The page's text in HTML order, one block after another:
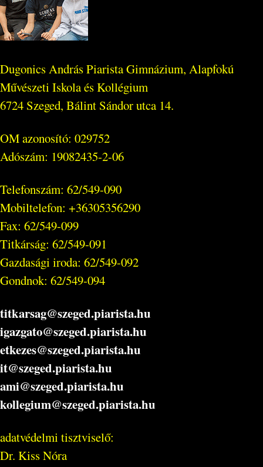
Dugonics András Piarista Gimnázium, Alapfokú
Művészeti Iskola és Kollégium
6724 Szeged, Bálint Sándor utca 14.
OM azonosító: 029752
Adószám: 19082435-2-06
Telefonszám: 62/549-090
Mobiltelefon: +36305356290
Fax: 62/549-099
Titkárság: 62/549-091
Gazdasági iroda: 62/549-092
Gondnok: 62/549-094
titkarsag@szeged.piarista.hu
igazgato@szeged.piarista.hu
etkezes@szeged.piarista.hu
it@szeged.piarista.hu
ami@szeged.piarista.hu
kollegium@szeged.piarista.hu
adatvédelmi tisztviselő:
Dr. Kiss Nóra